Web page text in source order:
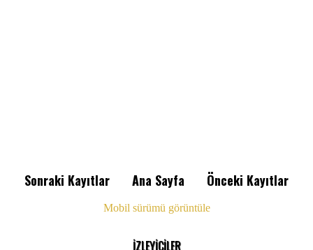
Sonraki Kayıtlar Önceki Kayıtlar
Ana Sayfa
Mobil sürümü görüntüle
İZLEYİCİLER